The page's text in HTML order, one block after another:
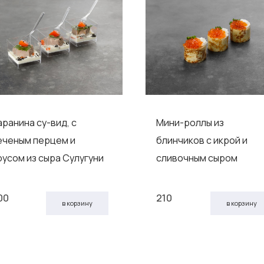
су-вид, с
перцем и
из сыра Сулугуни
в корзину
Мини-роллы из
блинчиков с икрой и
сливочным сыром
210 в корзину